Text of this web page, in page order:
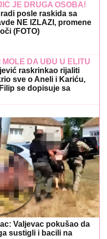
JE DRUGA OSOBA!
posle raskida sa
NE IZLAZI, promene
(FOTO)
MOLE DA UĐU U ELITU
raskrinkao rijaliti
sve o Aneli i Kariću,
se dopisuje sa
Valjevac pokušao da
sustigli i bacili na